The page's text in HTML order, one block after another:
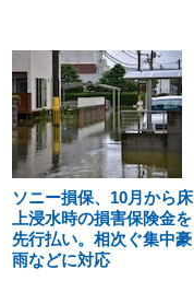
ソニー損保、10月から床
上浸水時の損害保険金を
先行払い。相次ぐ集中豪
雨などに対応